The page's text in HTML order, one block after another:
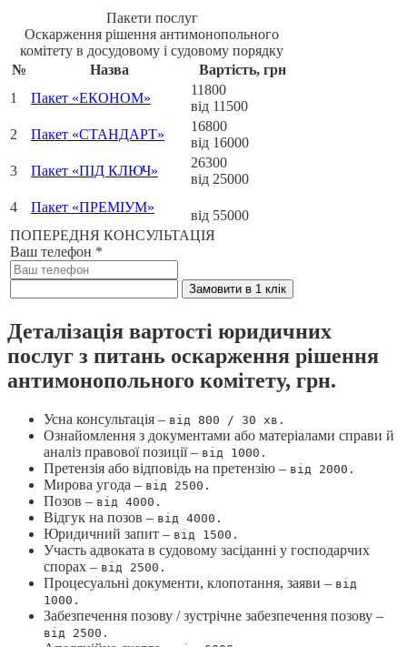
Пакети послуг
Оскарження рішення антимонопольного
комітету в досудовому і судовому порядку
№
Назва
Вартість, грн
1
Пакет «ЕКОНОМ»
11800
від 11500
2
Пакет «СТАНДАРТ»
16800
від 16000
3
Пакет «ПІД КЛЮЧ»
26300
від 25000
4
Пакет «ПРЕМІУМ»
від 55000
ПОПЕРЕДНЯ КОНСУЛЬТАЦІЯ
Ваш телефон *
Замовити в 1 клік
Деталізація вартості юридичних
послуг з питань оскарження рішення
антимонопольного комітету, грн.
Усна консультація – від 800 / 30 хв.
Ознайомлення з документами або матеріалами справи й
аналіз правової позиції – від 1000.
Претензія або відповідь на претензію – від 2000.
Мирова угода – від 2500.
Позов – від 4000.
Відгук на позов – від 4000.
Юридичний запит – від 1500.
Участь адвоката в судовому засіданні у господарчих
спорах – від 2500.
Процесуальні документи, клопотання, заяви – від
1000.
Забезпечення позову / зустрічне забезпечення позову –
від 2500.